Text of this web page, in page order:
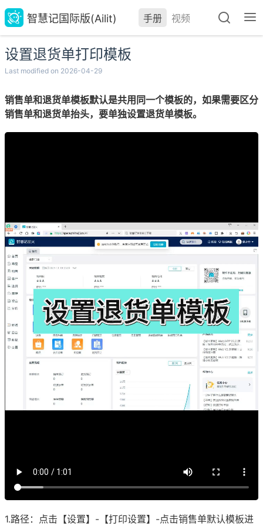
智慧记国际版(Ailit) 手册 视频
设置退货单打印模板
Last modified on 2026-04-29
销售单和退货单模板默认是共用同一个模板的，如果需要区分
销售单和退货单抬头，要单独设置退货单模板。
1.路径：点击【设置】-【打印设置】-点击销售单默认模板进